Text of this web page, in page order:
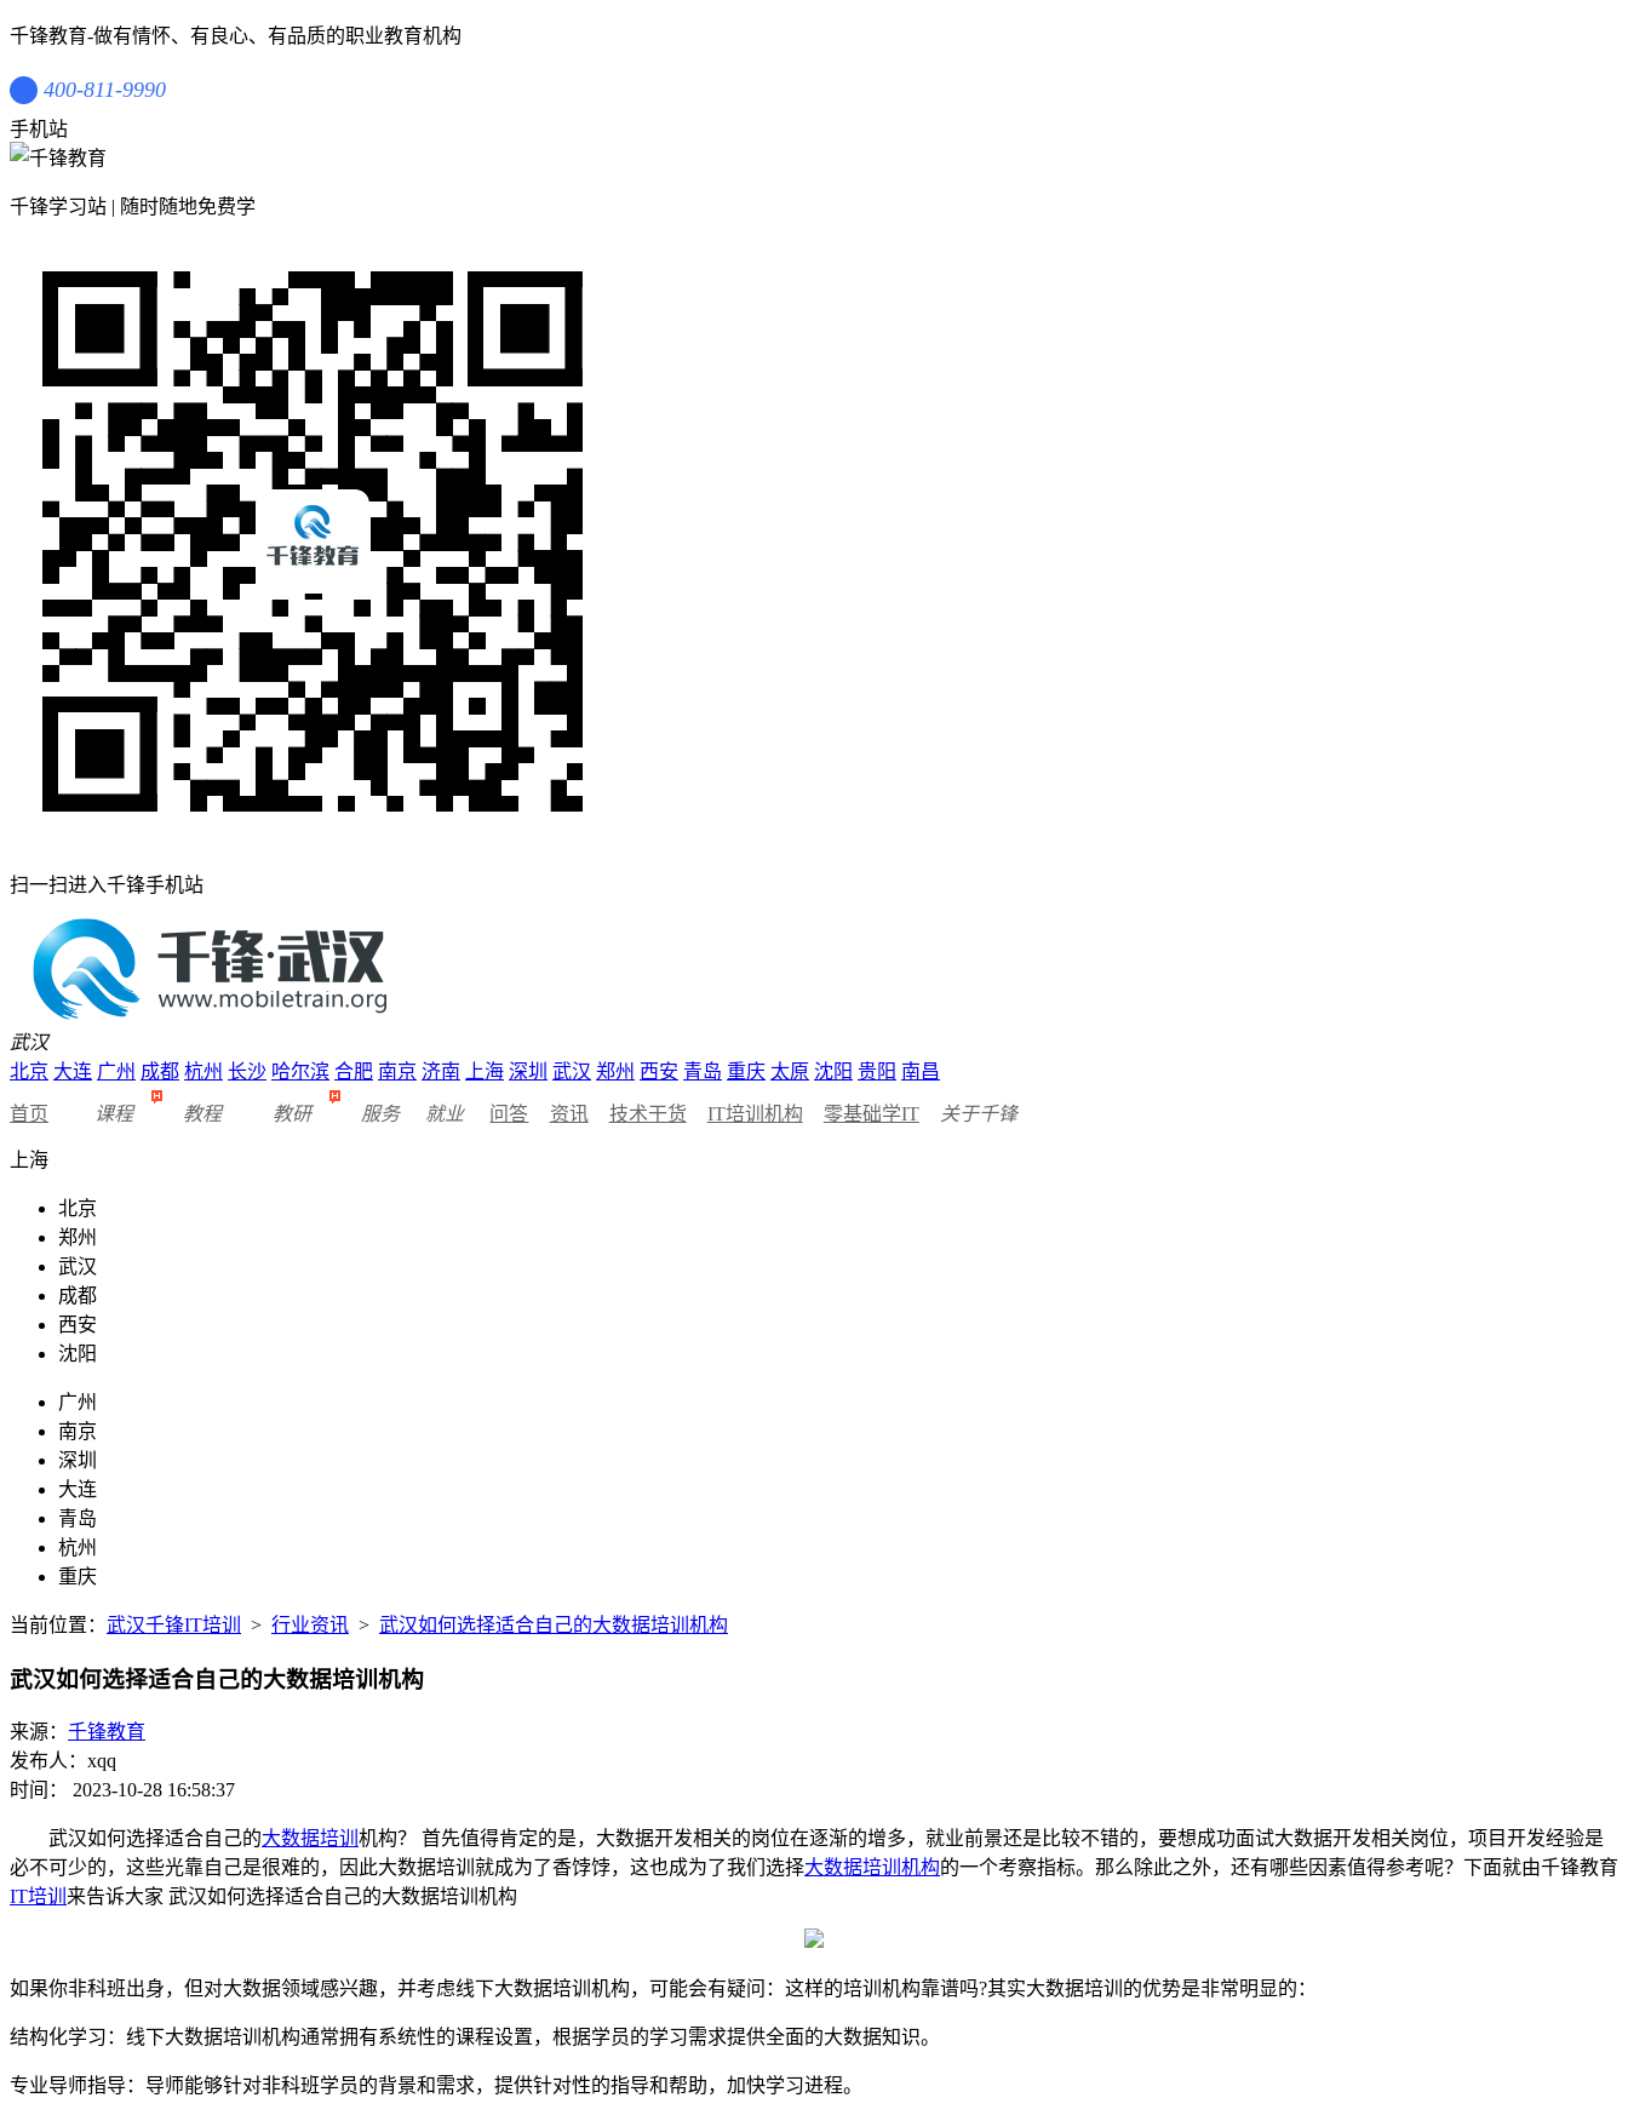
千锋教育-做有情怀、有良心、有品质的职业教育机构
400-811-9990
手机站
千锋学习站 | 随时随地免费学
扫一扫进入千锋手机站
武汉
北京 大连 广州 成都 杭州 长沙 哈尔滨 合肥 南京 济南 上海 深圳 武汉 郑州 西安 青岛 重庆 太原 沈阳 贵阳 南昌
首页 课程 教程 教研 服务 就业 问答 资讯 技术干货 IT培训机构 零基础学IT 关于千锋
上海
北京
郑州
武汉
成都
西安
沈阳
广州
南京
深圳
大连
青岛
杭州
重庆
当前位置： 武汉千锋IT培训 > 行业资讯 > 武汉如何选择适合自己的大数据培训机构
武汉如何选择适合自己的大数据培训机构
来源： 千锋教育
发布人：xqq
时间： 2023-10-28 16:58:37
武汉如何选择适合自己的大数据培训 机构？ 首先值得肯定的是，大数据开发相关的岗位在逐渐的增多，就业前景还是比较不错的，要想成功面试大数据开发相关岗位，项目开发经验是
必不可少的，这些光靠自己是很难的，因此大数据培训就成为了香饽饽，这也成为了我们选择大数据培训机构的一个考察指标。那么除此之外，还有哪些因素值得参考呢？下面就由千锋教育
IT培训 来告诉大家 武汉如何选择适合自己的大数据培训机构
如果你非科班出身，但对大数据领域感兴趣，并考虑线下大数据培训机构，可能会有疑问：这样的培训机构靠谱吗?其实大数据培训的优势是非常明显的：
结构化学习：线下大数据培训机构通常拥有系统性的课程设置，根据学员的学习需求提供全面的大数据知识。
专业导师指导：导师能够针对非科班学员的背景和需求，提供针对性的指导和帮助，加快学习进程。